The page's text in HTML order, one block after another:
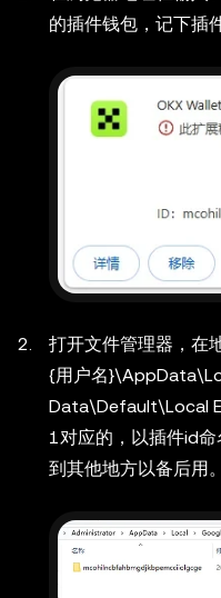
的插件钱包，记下插
打开文件管理器，在
{用户名
Data\Default\Local
1对应的，以插件id
到其他地方以备后用。